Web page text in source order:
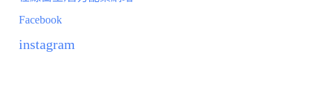
Facebook
instagram